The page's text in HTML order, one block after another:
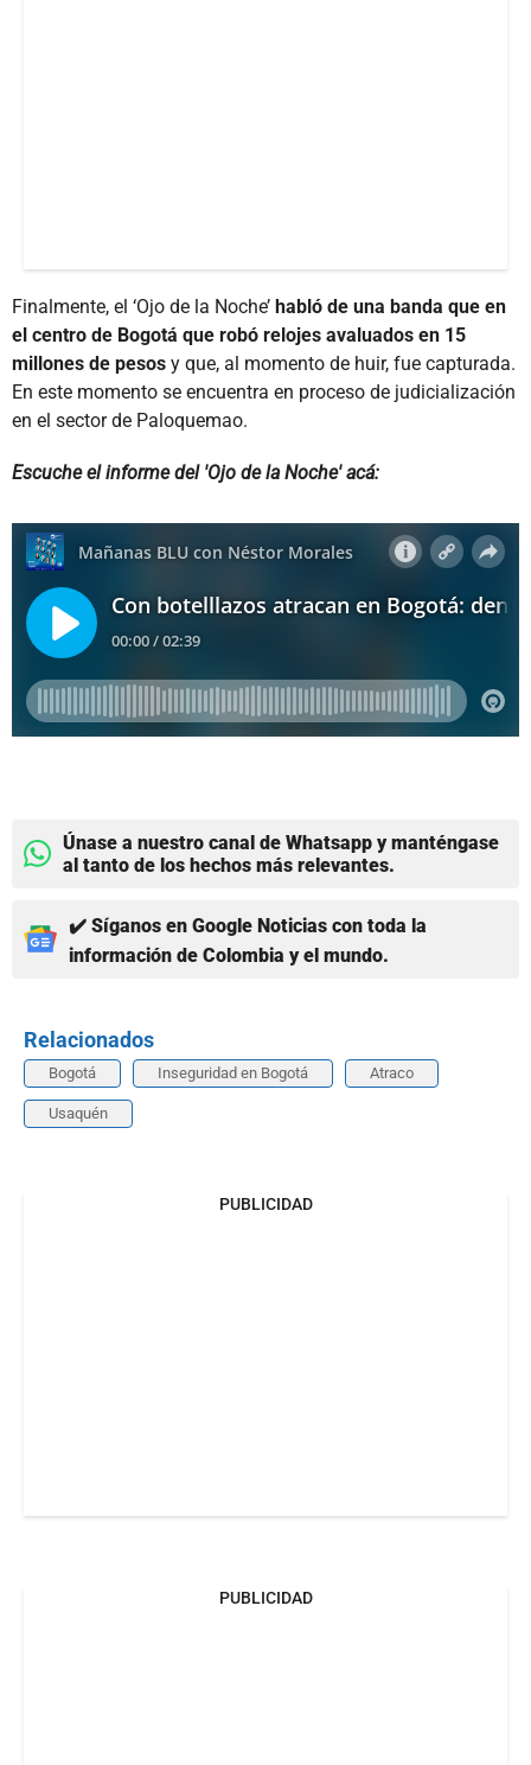
Finalmente, el ‘Ojo de la Noche’ habló de una banda que en
el centro de Bogotá que robó relojes avaluados en 15
millones de pesos y que, al momento de huir, fue capturada.
En este momento se encuentra en proceso de judicialización
en el sector de Paloquemao.
Escuche el informe del 'Ojo de la Noche' acá:
Únase a nuestro canal de Whatsapp y manténgase
al tanto de los hechos más relevantes.
✔️ Síganos en Google Noticias con toda la
información de Colombia y el mundo.
Relacionados
Bogotá Inseguridad en Bogotá Atraco
Usaquén
PUBLICIDAD
PUBLICIDAD